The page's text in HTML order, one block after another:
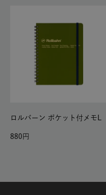
ロルバーン ポケット付メモL
880